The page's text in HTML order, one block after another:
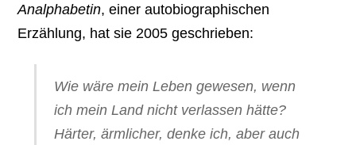
Analphabetin, einer autobiographischen
Erzählung, hat sie 2005 geschrieben:
Wie wäre mein Leben gewesen, wenn
ich mein Land nicht verlassen hätte?
Härter, ärmlicher, denke ich, aber auch